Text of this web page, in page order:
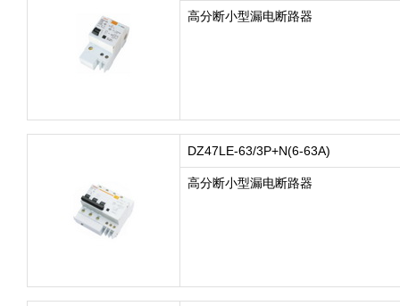
高分断小型漏电断路器
DZ47LE-63/3P+N(6-63A)
高分断小型漏电断路器